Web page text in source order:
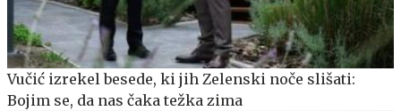
Vučić izrekel besede, ki jih Zelenski noče slišati:
Bojim se, da nas čaka težka zima